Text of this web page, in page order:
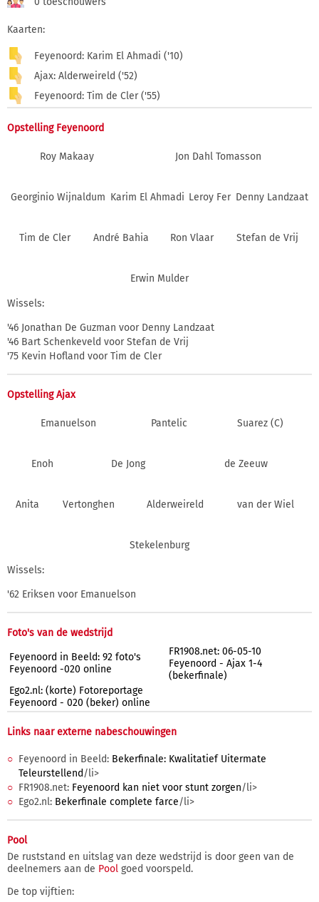
Kaarten:
Feyenoord: Karim El Ahmadi ('10)
Ajax: Alderweireld ('52)
Feyenoord: Tim de Cler ('55)
Opstelling Feyenoord
Roy Makaay Jon Dahl Tomasson
Georginio Wijnaldum Karim El Ahmadi Leroy Fer Denny Landzaat
Tim de Cler André Bahia Ron Vlaar Stefan de Vrij
Erwin Mulder
Wissels:
'46 Jonathan De Guzman voor Denny Landzaat
'46 Bart Schenkeveld voor Stefan de Vrij
'75 Kevin Hofland voor Tim de Cler
Opstelling Ajax
Emanuelson Pantelic Suarez (C)
Enoh De Jong de Zeeuw
Anita Vertonghen Alderweireld van der Wiel
Stekelenburg
Wissels:
'62 Eriksen voor Emanuelson
Foto's van de wedstrijd
Feyenoord in Beeld: 92 foto's
Feyenoord -020 online
FR1908.net: 06-05-10
Feyenoord - Ajax 1-4
(bekerfinale)
Ego2.nl: (korte) Fotoreportage
Feyenoord - 020 (beker) online
Links naar externe nabeschouwingen
Feyenoord in Beeld: Bekerfinale: Kwalitatief Uitermate
Teleurstellend /li>
FR1908.net: Feyenoord kan niet voor stunt zorgen/li>
Ego2.nl: Bekerfinale complete farce/li>
Pool
De ruststand en uitslag van deze wedstrijd is door geen van de
deelnemers aan de Pool goed voorspeld.
De top vijftien: